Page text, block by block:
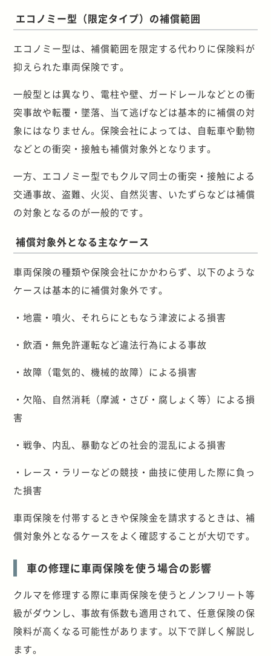
エコノミー型（限定タイプ）の補償範囲
エコノミー型は、補償範囲を限定する代わりに保険料が
抑えられた車両保険です。
一般型とは異なり、電柱や壁、ガードレールなどとの衝
突事故や転覆・墜落、当て逃げなどは基本的に補償の対
象にはなりません。保険会社によっては、自転車や動物
などとの衝突・接触も補償対象外となります。
一方、エコノミー型でもクルマ同士の衝突・接触による
交通事故、盗難、火災、自然災害、いたずらなどは補償
の対象となるのが一般的です。
補償対象外となる主なケース
車両保険の種類や保険会社にかかわらず、以下のような
ケースは基本的に補償対象外です。
・地震・噴火、それらにともなう津波による損害
・飲酒・無免許運転など違法行為による事故
・故障（電気的、機械的故障）による損害
・欠陥、自然消耗（摩滅・さび・腐しょく等）による損
害
・戦争、内乱、暴動などの社会的混乱による損害
・レース・ラリーなどの競技・曲技に使用した際に負っ
た損害
車両保険を付帯するときや保険金を請求するときは、補
償対象外となるケースをよく確認することが大切です。
車の修理に車両保険を使う場合の影響
クルマを修理する際に車両保険を使うとノンフリート等
級がダウンし、事故有係数も適用されて、任意保険の保
険料が高くなる可能性があります。以下で詳しく解説し
ます。